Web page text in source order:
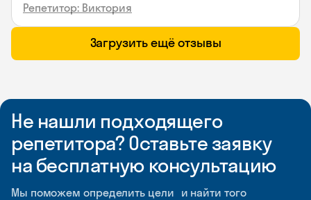
Репетитор: Виктория
Загрузить ещё отзывы
Не нашли подходящего
репетитора? Оставьте заявку
на бесплатную консультацию
Мы поможем определить цели и найти того